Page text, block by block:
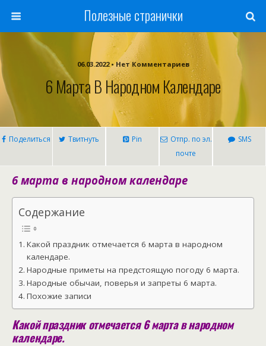
Полезные странички
06.03.2022 • Нет Комментариев
6 Марта В Народном Календаре
Поделиться Твитнуть Pin
Отпр. по эл.
почте
SMS
6 марта в народном календаре
Содержание
Какой праздник отмечается 6 марта в народном
календаре.
Народные приметы на предстоящую погоду 6 марта.
Народные обычаи, поверья и запреты 6 марта.
Похожие записи
Какой праздник отмечается 6 марта в народном
календаре.